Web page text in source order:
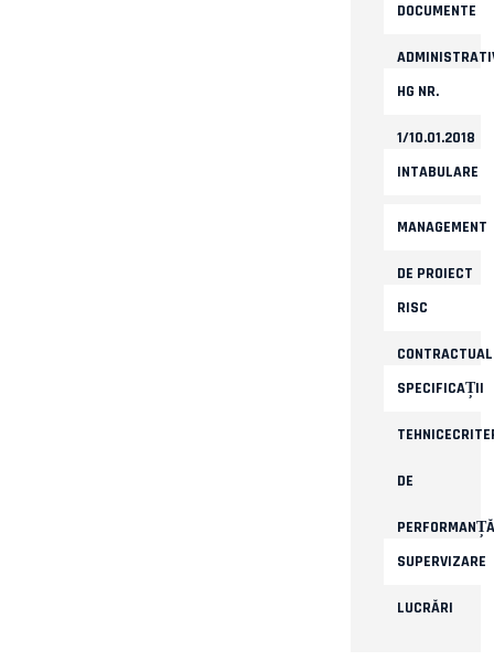
DOCUMENTE
HG NR.
1/10.01.2018
INTABULARE
MANAGEMENT
DE PROIECT
RISC
CONTRACTUAL
SPECIFICAȚII
DE
PERFORMANȚĂ
SUPERVIZARE
LUCRĂRI